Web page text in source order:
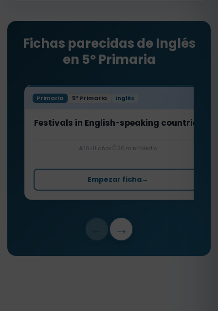
Fichas parecidas de Inglés
en 5º Primaria
Primaria 5º Primaria Inglés
Festivals in English-speaking countries
10-11 años 20 min Media
Empezar ficha→
→